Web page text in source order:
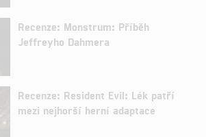
Recenze: Monstrum: Příběh
Jeffreyho Dahmera
Recenze: Resident Evil: Lék patří
mezi nejhorší herní adaptace